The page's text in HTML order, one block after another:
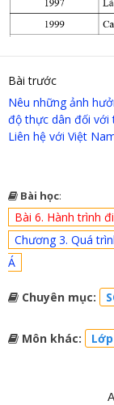
Bài trước
Nêu những ảnh
độ thực dân đối với
Liên hệ với Việt
Bài học:
Bài 6. Hành trình
Chương 3. Quá
Á
Chuyên mục:
Môn khác: